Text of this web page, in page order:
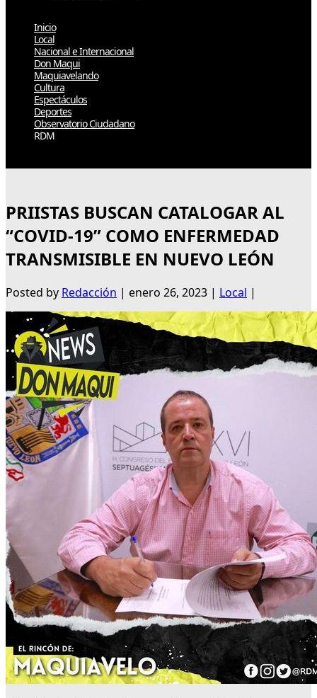
Inicio
Local
Nacional e Internacional
Don Maqui
Maquiavelando
Cultura
Espectáculos
Deportes
Observatorio Ciudadano
RDM
PRIISTAS BUSCAN CATALOGAR AL
“COVID-19” COMO ENFERMEDAD
TRANSMISIBLE EN NUEVO LEÓN
Posted by Redacción | enero 26, 2023 | Local |